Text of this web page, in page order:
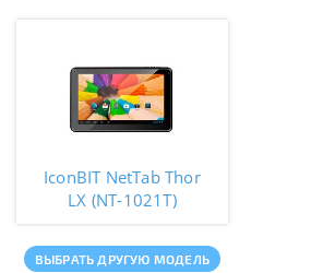
IconBIT NetTab Thor
LX (NT-1021T)
ВЫБРАТЬ ДРУГУЮ МОДЕЛЬ